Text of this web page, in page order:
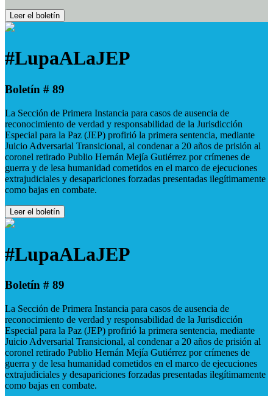
Leer el boletín
#LupaALaJEP
Boletín # 89
La Sección de Primera Instancia para casos de ausencia de
reconocimiento de verdad y responsabilidad de la Jurisdicción
Especial para la Paz (JEP) profirió la primera sentencia, mediante
Juicio Adversarial Transicional, al condenar a 20 años de prisión al
coronel retirado Publio Hernán Mejía Gutiérrez por crímenes de
guerra y de lesa humanidad cometidos en el marco de ejecuciones
extrajudiciales y desapariciones forzadas presentadas ilegítimamente
como bajas en combate.
Leer el boletín
#LupaALaJEP
Boletín # 89
La Sección de Primera Instancia para casos de ausencia de
reconocimiento de verdad y responsabilidad de la Jurisdicción
Especial para la Paz (JEP) profirió la primera sentencia, mediante
Juicio Adversarial Transicional, al condenar a 20 años de prisión al
coronel retirado Publio Hernán Mejía Gutiérrez por crímenes de
guerra y de lesa humanidad cometidos en el marco de ejecuciones
extrajudiciales y desapariciones forzadas presentadas ilegítimamente
como bajas en combate.